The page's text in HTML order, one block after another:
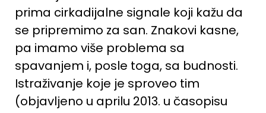
prima cirkadijalne signale koji kažu da
se pripremimo za san. Znakovi kasne,
pa imamo više problema sa
spavanjem i, posle toga, sa budnosti.
Istraživanje koje je sproveo tim
(objavljeno u aprilu 2013. u časopisu